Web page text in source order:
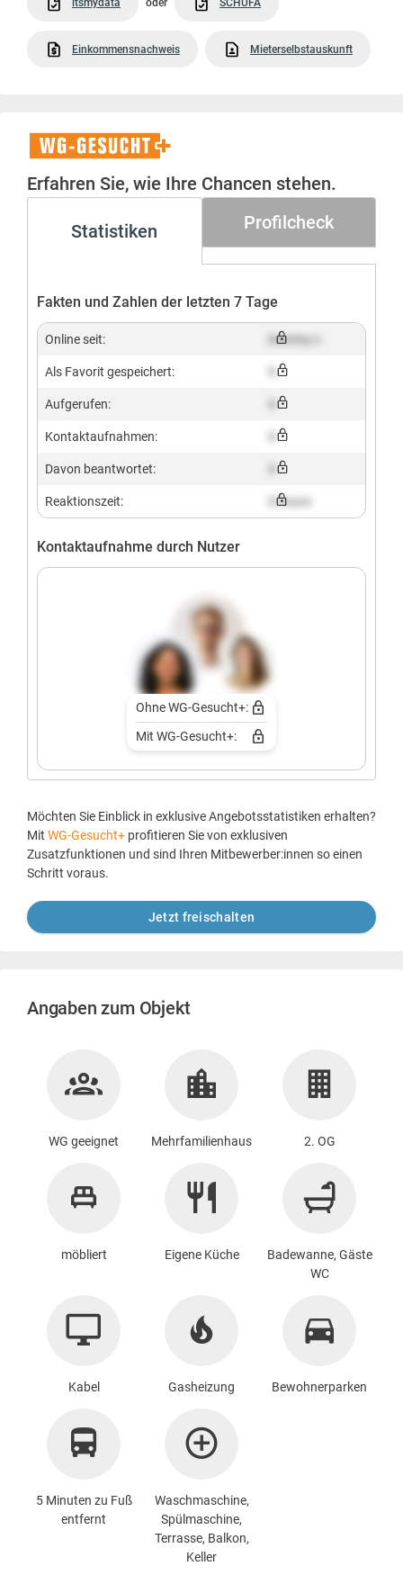
itsmydata oder SCHUFA
Einkommensnachweis Mieterselbstauskunft
WG-
Gesucht+
Erfahren Sie, wie Ihre Chancen stehen.
Statistiken Profilcheck
Fakten und Zahlen der letzten 7 Tage
Online seit: Dummy x
Als Favorit gespeichert:
Aufgerufen:
Kontaktaufnahmen:
Davon beantwortet:
Reaktionszeit: X hours
Kontaktaufnahme durch Nutzer
Ohne WG-Gesucht+:
Mit WG-Gesucht+:
Möchten Sie Einblick in exklusive Angebotsstatistiken erhalten?
Mit WG-Gesucht+ profitieren Sie von exklusiven
Zusatzfunktionen und sind Ihren Mitbewerber:innen so einen
Schritt voraus.
Jetzt freischalten
Angaben zum Objekt
WG geeignet Mehrfamilienhaus 2. OG
möbliert Eigene Küche
Badewanne, Gäste
WC
Kabel Gasheizung Bewohnerparken
5 Minuten zu Fuß
entfernt
Waschmaschine,
Spülmaschine,
Terrasse, Balkon,
Keller